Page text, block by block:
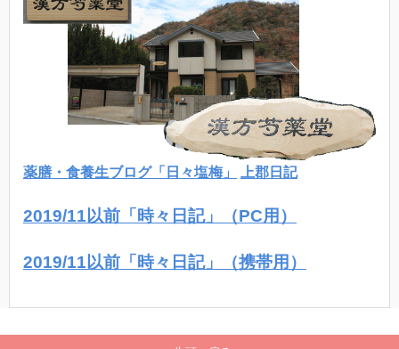
薬膳・食養生ブログ「日々塩梅」 上郡日記
2019/11以前「時々日記」（PC用）
2019/11以前「時々日記」（携帯用）